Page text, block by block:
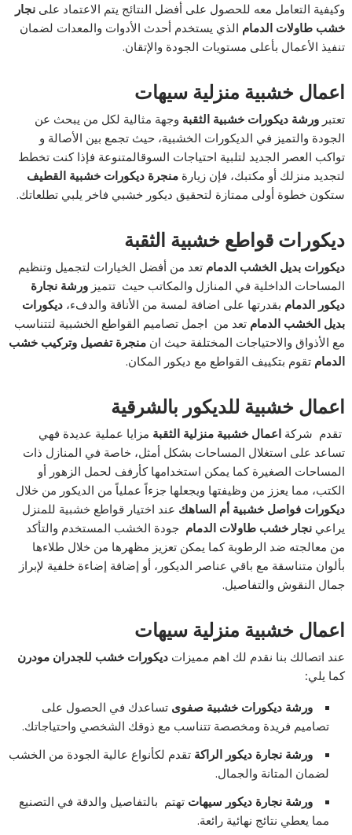
وكيفية التعامل معه للحصول على أفضل النتائج يتم الاعتماد على نجار
خشب طاولات الدمام الذي يستخدم أحدث الأدوات والمعدات لضمان
تنفيذ الأعمال بأعلى مستويات الجودة والإتقان.
اعمال خشبية منزلية سيهات
تعتبرورشة ديكورات خشبية الثقبة وجهة مثالية لكل من يبحث عن
الجودة والتميز في الديكورات الخشبية، حيث تجمع بين الأصالة و
تواكب العصر الجديد لتلبية احتياجات السوقالمتنوعة فإذا كنت تخطط
لتجديد منزلك أو مكتبك، فإن زيارةمنجرة ديكورات خشبية القطيف
ستكون خطوة أولى ممتازة لتحقيق ديكور خشبي فاخر يلبي تطلعاتك.
ديكورات قواطع خشبية الثقبة
ديكورات بديل الخشب الدمامتعد من أفضل الخيارات لتجميل وتنظيم
المساحات الداخلية في المنازل والمكاتب حيث تتميزورشة نجارة
ديكور الدمام بقدرتها على اضافة لمسة من الأناقة والدفء،ديكورات
بديل الخشب الدمام تعد من اجمل تصاميم القواطع الخشبية لتتناسب
مع الأذواق والاحتياجات المختلفة حيث انمنجرة تفصيل وتركيب خشب
الدمام تقوم بتكييف القواطع مع ديكور المكان.
اعمال خشبية للديكور بالشرقية
تقدم شركة اعمال خشبية منزلية الثقبة مزايا عملية عديدة فهي
تساعد على استغلال المساحات بشكل أمثل، خاصة في المنازل ذات
المساحات الصغيرة كما يمكن استخدامها كأرفف لحمل الزهور أو
الكتب، مما يعزز من وظيفتها ويجعلها جزءاً عملياً من الديكور من خلال
ديكورات فواصل خشبية أم الساهك عند اختيار قواطع خشبية للمنزل
يراعينجار خشب طاولات الدمام جودة الخشب المستخدم والتأكد
من معالجته ضد الرطوبة كما يمكن تعزيز مظهرها من خلال طلاءها
بألوان متناسقة مع باقي عناصر الديكور، أو إضافة إضاءة خلفية لإبراز
جمال النقوش والتفاصيل.
اعمال خشبية منزلية سيهات
عند اتصالك بنا نقدم لك اهم مميزات ديكورات خشب للجدران مودرن
كما يلي:
ورشة ديكورات خشبية صفوى تساعدك في الحصول على
تصاميم فريدة ومخصصة تتناسب مع ذوقك الشخصي واحتياجاتك.
ورشة نجارة ديكور الراكةتقدم لكأنواع عالية الجودة من الخشب
لضمان المتانة والجمال.
ورشة نجارة ديكور سيهاتتهتم بالتفاصيل والدقة في التصنيع
مما يعطي نتائج نهائية رائعة.